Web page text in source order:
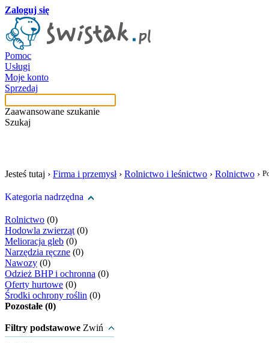
Zaloguj się
Pomoc
Usługi
Moje konto
Sprzedaj
Zaawansowane szukanie
Szukaj
Jesteś tutaj › Firma i przemysł› Rolnictwo i leśnictwo › Rolnictwo ›
Kategoria nadrzędna
Rolnictwo (0)
Hodowla zwierząt (0)
Melioracja gleb (0)
Narzędzia ręczne (0)
Nawozy (0)
Odzież BHP i ochronna (0)
Oferty hurtowe (0)
Środki ochrony roślin (0)
Pozostałe (0)
Filtry podstawowe Zwiń